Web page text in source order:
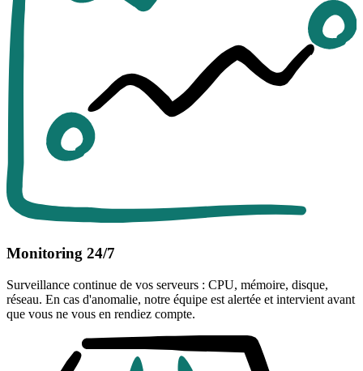
Monitoring 24/7
Surveillance continue de vos serveurs : CPU, mémoire, disque,
réseau. En cas d'anomalie, notre équipe est alertée et intervient avant
que vous ne vous en rendiez compte.